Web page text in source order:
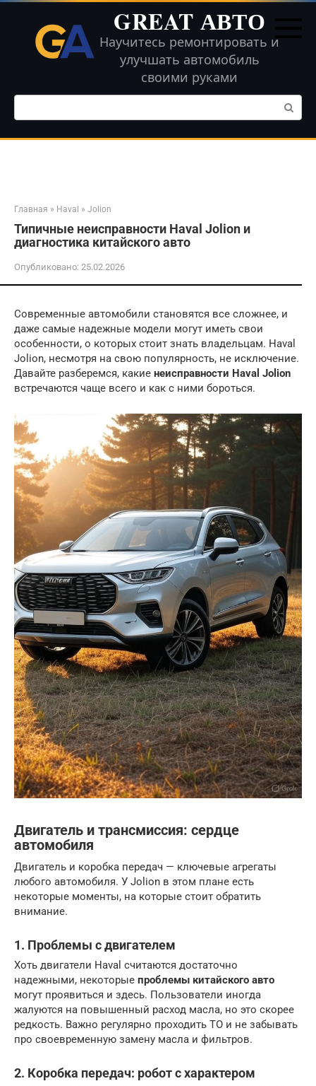
Перейти
контенту
GREAT АВТО
Научитесь ремонтировать и
улучшать автомобиль
своими руками
Поиск:
Главная » Haval » Jolion
Типичные неисправности Haval Jolion и
диагностика китайского авто
Опубликовано: 25.02.2026
Современные автомобили становятся все сложнее, и
даже самые надежные модели могут иметь свои
особенности, о которых стоит знать владельцам. Haval
Jolion, несмотря на свою популярность, не исключение.
Давайте разберемся, какие неисправности Haval Jolion
встречаются чаще всего и как с ними бороться.
Двигатель и трансмиссия: сердце
автомобиля
Двигатель и коробка передач — ключевые агрегаты
любого автомобиля. У Jolion в этом плане есть
некоторые моменты, на которые стоит обратить
внимание.
1. Проблемы с двигателем
Хоть двигатели Haval считаются достаточно
надежными, некоторые проблемы китайского авто
могут проявиться и здесь. Пользователи иногда
жалуются на повышенный расход масла, но это скорее
редкость. Важно регулярно проходить ТО и не забывать
про своевременную замену масла и фильтров.
2. Коробка передач: робот с характером